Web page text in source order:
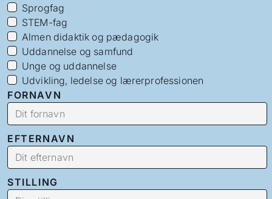
Sprogfag
STEM-fag
Almen didaktik og pædagogik
Uddannelse og samfund
Unge og uddannelse
Udvikling, ledelse og lærerprofessionen
FORNAVN
EFTERNAVN
STILLING